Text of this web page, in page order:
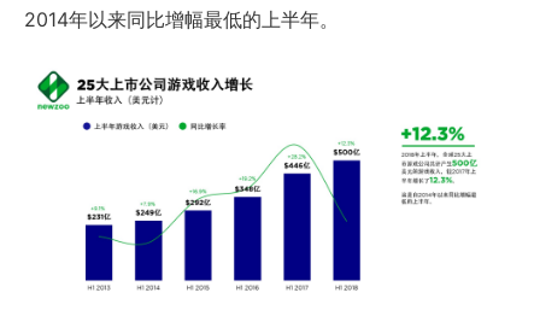
2014年以来同比增幅最低的上半年。